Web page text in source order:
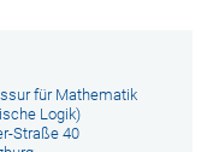
für Mathematik
Logik)
Straße 40